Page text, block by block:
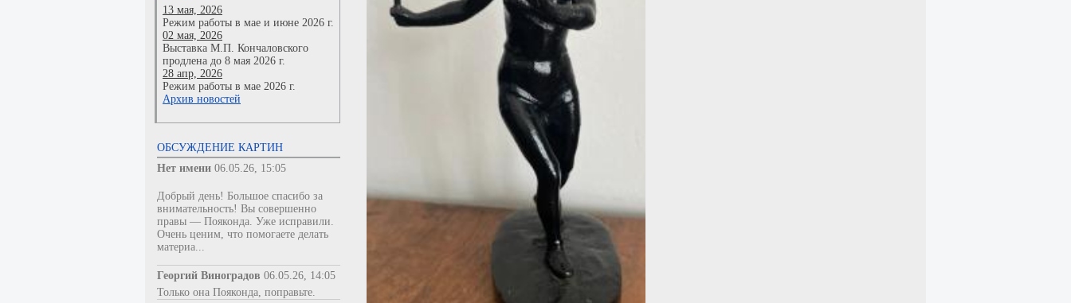
13 мая, 2026
Режим работы в мае и июне 2026 г.
02 мая, 2026
Выставка М.П. Кончаловского
продлена до 8 мая 2026 г.
28 апр, 2026
Режим работы в мае 2026 г.
Архив новостей
ОБСУЖДЕНИЕ КАРТИН
Нет имени 06.05.26, 15:05
Добрый день! Большое спасибо за
внимательность! Вы совершенно
правы — Пояконда. Уже исправили.
Очень ценим, что помогаете делать
материа...
Георгий Виноградов 06.05.26, 14:05
Только она Пояконда, поправьте.